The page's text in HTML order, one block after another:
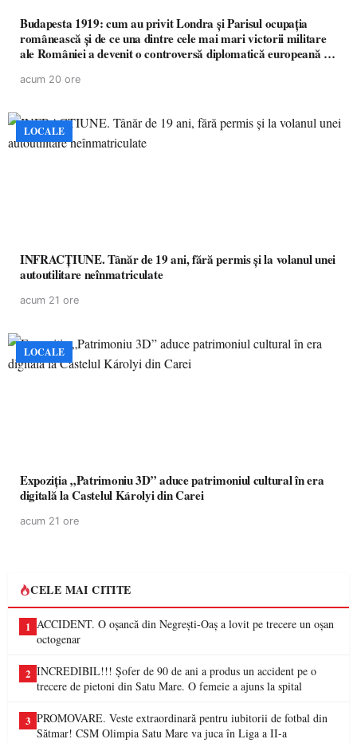
Budapesta 1919: cum au privit Londra și Parisul ocupația
românească și de ce una dintre cele mai mari victorii militare
ale României a devenit o controversă diplomatică europeană (
acum 20 ore
LOCALE
INFRACȚIUNE. Tânăr de 19 ani, fără permis și la volanul unei
autoutilitare neînmatriculate
acum 21 ore
LOCALE
Expoziția „Patrimoniu 3D” aduce patrimoniul cultural în era
digitală la Castelul Károlyi din Carei
acum 21 ore
CELE MAI CITITE
1 ACCIDENT. O oșancă din Negrești-Oaș a lovit pe trecere un oșan
octogenar
2 INCREDIBIL!!! Șofer de 90 de ani a produs un accident pe o
trecere de pietoni din Satu Mare. O femeie a ajuns la spital
3 PROMOVARE. Veste extraordinară pentru iubitorii de fotbal din
Sătmar! CSM Olimpia Satu Mare va juca în Liga a II-a